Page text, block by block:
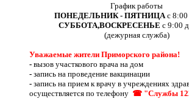
График работы
ПОНЕДЕЛЬНИК - ПЯТНИЦА с
СУББОТА,ВОСКРЕСЕНЬЕ с 9:00
(дежурная служба)
Уважаемые жители Приморского района!
- вызов участкового врача на дом
- запись на проведение вакцинации
- запись на прием к врачу в учреждениях
осуществляется по телефону ☎ "Службы